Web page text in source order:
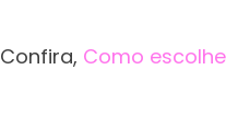
Confira, Como